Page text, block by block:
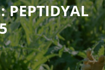
PEPTIDYAL